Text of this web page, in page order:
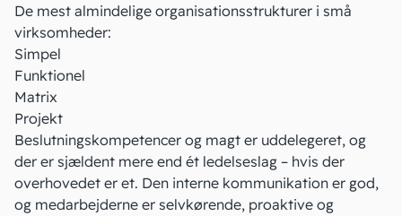
De mest almindelige organisationsstrukturer i små
virksomheder:
Simpel
Funktionel
Matrix
Projekt
Beslutningskompetencer og magt er uddelegeret, og
der er sjældent mere end ét ledelseslag – hvis der
overhovedet er et. Den interne kommunikation er god,
og medarbejderne er selvkørende, proaktive og